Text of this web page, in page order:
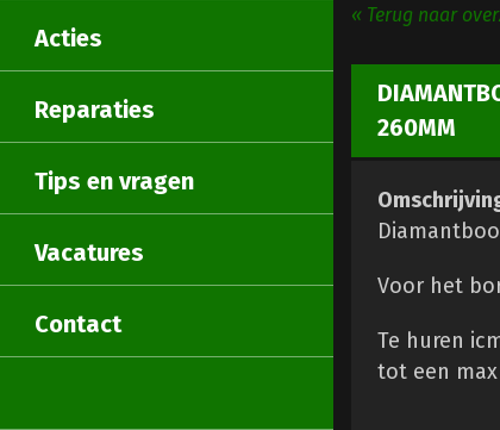
Acties
Reparaties
Tips en vragen
Vacatures
Contact
« Terug naar
260MM
Voor het
Te huren
tot een